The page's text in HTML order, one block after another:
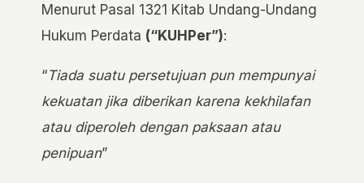
Menurut Pasal 1321 Kitab Undang-Undang
Hukum Perdata (“KUHPer”):
“Tiada suatu persetujuan pun mempunyai
kekuatan jika diberikan karena kekhilafan
atau diperoleh dengan paksaan atau
penipuan”